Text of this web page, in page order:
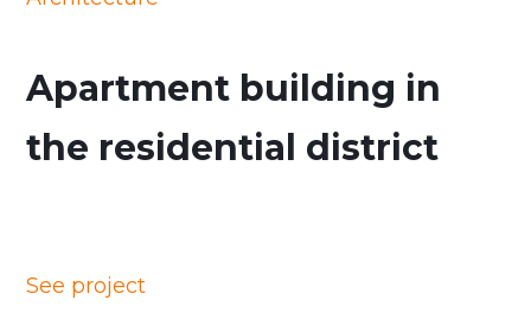
Apartment building in
the residential district
See project